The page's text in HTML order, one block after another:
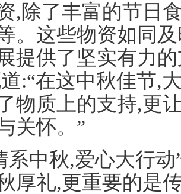
,除了丰富的节日
。这些物资如同
提供了坚实有力
:“在这中秋佳节,
物质上的支持,更
关怀。”
系中秋,爱心大行
厚礼,更重要的是